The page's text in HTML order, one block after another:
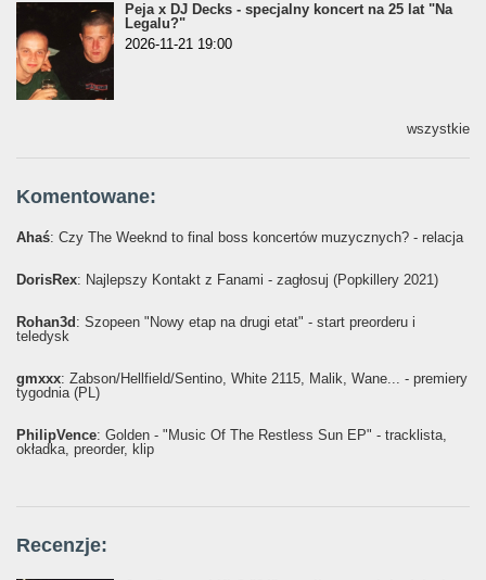
Peja x DJ Decks - specjalny koncert na 25 lat "Na
Legalu?"
2026-11-21 19:00
wszystkie
Komentowane:
Ahaś: Czy The Weeknd to final boss koncertów muzycznych? - relacja
DorisRex: Najlepszy Kontakt z Fanami - zagłosuj (Popkillery 2021)
Rohan3d : Szopeen "Nowy etap na drugi etat" - start preorderu i
teledysk
gmxxx: Żabson/Hellfield/Sentino, White 2115, Malik, Wane... - premiery
tygodnia (PL)
PhilipVence: Golden - "Music Of The Restless Sun EP" - tracklista,
okładka, preorder, klip
Recenzje: